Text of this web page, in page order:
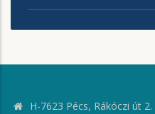
H-7623 Pécs, Rákóczi út 2.